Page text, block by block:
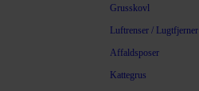
Grusskovl
Luftrenser / Lugtfjerner
Affaldsposer
Kattegrus